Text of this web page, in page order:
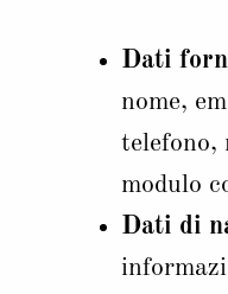
Dati
nome,
telefono,
modulo
Dati di